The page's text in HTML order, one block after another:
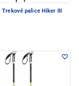
Trekové palice Hiker III